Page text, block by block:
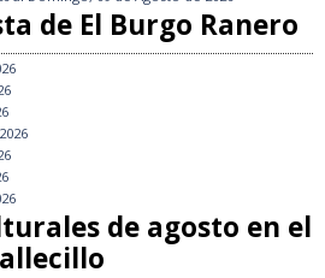
de El Burgo Ranero
de agosto en el